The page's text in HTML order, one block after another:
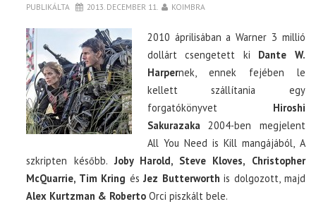
PUBLIKÁLTA 2013. DECEMBER 11. KOIMBRA
2010 áprilisában a Warner 3 millió
dollárt csengetett ki Dante W.
Harpernek, ennek fejében le
kellett szállítania egy
forgatókönyvet Hiroshi
Sakurazaka 2004-ben megjelent
All You Need is Kill mangájából, A
szkripten később. Joby Harold, Steve Kloves, Christopher
McQuarrie, Tim Kring és Jez Butterworth is dolgozott, majd
Alex Kurtzman & Roberto Orci piszkált bele.